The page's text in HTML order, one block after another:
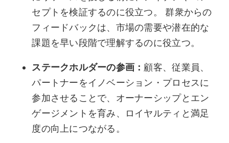
セプトを検証するのに役立つ。 群衆からの
フィードバックは、市場の需要や潜在的な
課題を早い段階で理解するのに役立つ。
ステークホルダーの参画： 顧客、従業員、
パートナーをイノベーション・プロセスに
参加させることで、オーナーシップとエン
ゲージメントを育み、ロイヤルティと満足
度の向上につながる。